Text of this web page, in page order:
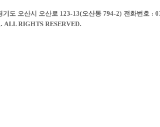
기도 오산시 오산로 123-13(오산동 794-2) 전화번호 :
ALL RIGHTS RESERVED.